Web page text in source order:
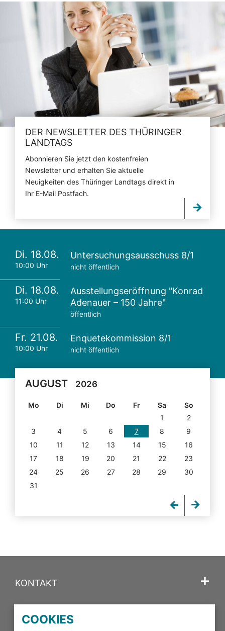
DER NEWSLETTER DES THÜRINGER
LANDTAGS
Abonnieren Sie jetzt den kostenfreien
Newsletter und erhalten Sie aktuelle
Neuigkeiten des Thüringer Landtags direkt in
Ihr E-Mail Postfach.
Di. 18.08.
10:00 Uhr
Untersuchungsausschuss 8/1
nicht öffentlich
Di. 18.08.
11:00 Uhr
Ausstellungseröffnung "Konrad
Adenauer – 150 Jahre"
öffentlich
Fr. 21.08.
10:00 Uhr
Enquetekommission 8/1
nicht öffentlich
AUGUST 2026
Mo Di Mi Do Fr Sa
So
1
2
3
4 5 6 7 8
9
10
11 12 13 14 15
16
17
18 19 20 21 22
23
24
25 26 27 28 29
30
31
KONTAKT
COOKIES